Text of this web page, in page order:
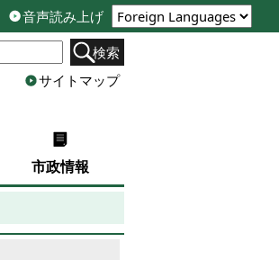
音声読み上げ
検索
サイトマップ
市政情報